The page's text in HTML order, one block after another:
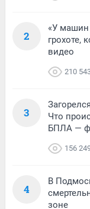
2
«У машин
грохоте,
видео
210
3
Что
БПЛА —
156
4
В
зоне